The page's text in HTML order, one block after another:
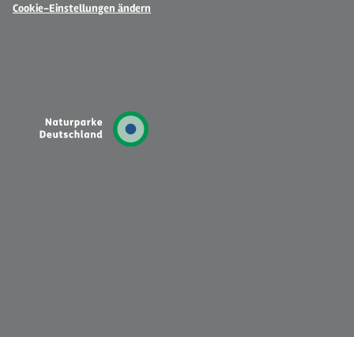
Cookie-Einstellungen ändern